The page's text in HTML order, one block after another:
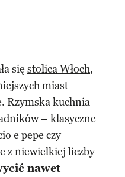
się stolica Włoch,
miast
Rzymska kuchnia
– klasyczne
e pepe czy
z niewielkiej liczby
nawet